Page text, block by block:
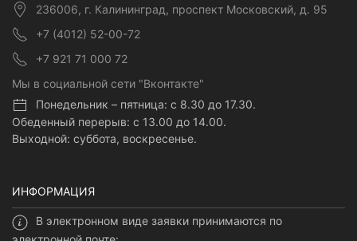
236006, г. Калининград, проспект Московский, д. 95
+7 (4012) 52-00-72
+7 921 71 000 72
Мы в социальной сети "Вконтакте"
Понедельник – пятница: с 8.30 до 17.30.
Обеденный перерыв: с 13.00 до 14.00.
Выходной: суббота, воскресенье.
ИНФОРМАЦИЯ
В электронном виде заявки принимаются по